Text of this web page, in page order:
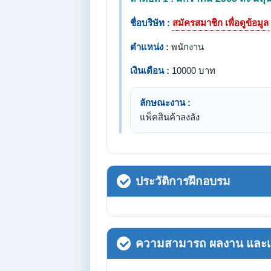
ชื่อบริษัท : สมัครสมาชิก เพื่อดูข้อมูล
ตำแหน่ง : พนักงาน
เงินเดือน : 10000 บาท
ลักษณะงาน :
แพ็คสินค้าลงลัง
ประวัติการฝึกอบรม
ความสามารถ ผลงาน และ